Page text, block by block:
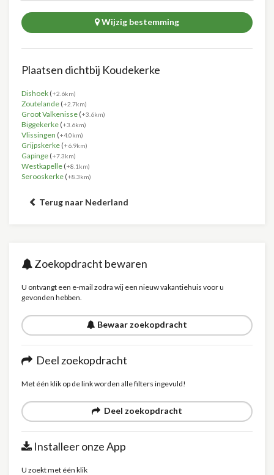
Wijzig bestemming
Plaatsen dichtbij Koudekerke
Dishoek (+2.6km)
Zoutelande (+2.7km)
Groot Valkenisse (+3.6km)
Biggekerke (+3.6km)
Vlissingen (+4.0km)
Grijpskerke (+6.9km)
Gapinge (+7.3km)
Westkapelle (+8.1km)
Serooskerke (+8.3km)
Terug naar Nederland
Zoekopdracht bewaren
U ontvangt een e-mail zodra wij een nieuw vakantiehuis voor u
gevonden hebben.
Bewaar zoekopdracht
Deel zoekopdracht
Met één klik op de link worden alle filters ingevuld!
Deel zoekopdracht
Installeer onze App
U zoekt met één klik